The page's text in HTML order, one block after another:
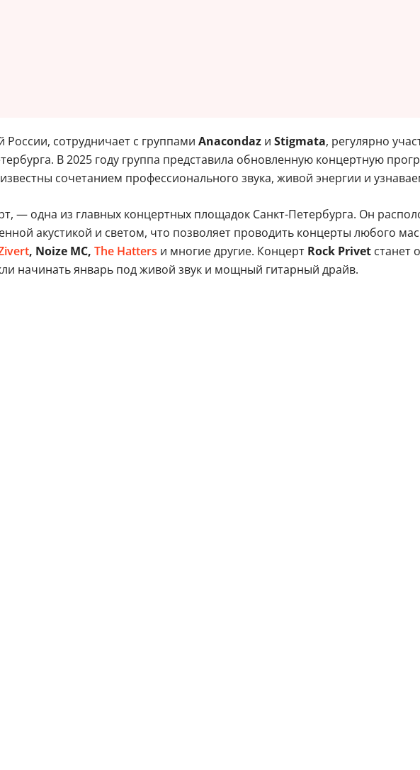
России, сотрудничает с группами Anacondaz и Stigmata, регулярно
В 2025 году группа представила обновленную концертную
сочетанием профессионального звука, живой энергии и
— одна из главных концертных площадок Санкт-Петербурга. Он
акустикой и светом, что позволяет проводить концерты любого
, Noize MC, The Hatters и многие другие. КонцертRock Privetстанет
начинать январь под живой звук и мощный гитарный драйв.